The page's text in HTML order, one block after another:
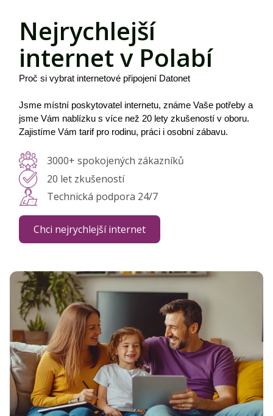
Nejrychlejší
internet v Polabí
Proč si vybrat internetové připojení Datonet
Jsme místní poskytovatel internetu, známe Vaše potřeby a
jsme Vám nablízku s více než 20 lety zkušeností v oboru.
Zajistíme Vám tarif pro rodinu, práci i osobní zábavu.
3000+ spokojených zákazníků
20 let zkušeností
Technická podpora 24/7
Chci nejrychlejší internet